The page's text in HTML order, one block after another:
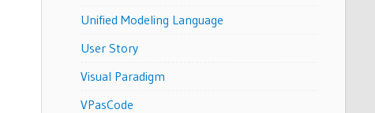
Unified Modeling Language
User Story
Visual Paradigm
VPasCode